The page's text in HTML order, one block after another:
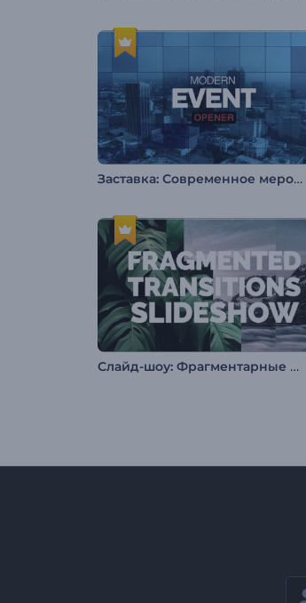
Заставка: Современное мероприятие
Слайд-шоу: Фрагментарные переходы